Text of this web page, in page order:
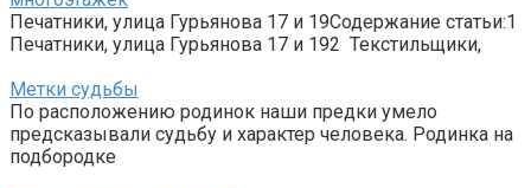
Печатники, улица Гурьянова 17 и 19Содержание статьи:1
Печатники, улица Гурьянова 17 и 192 Текстильщики,
Метки судьбы
По расположению родинок наши предки умело
предсказывали судьбу и характер человека. Родинка на
подбородке